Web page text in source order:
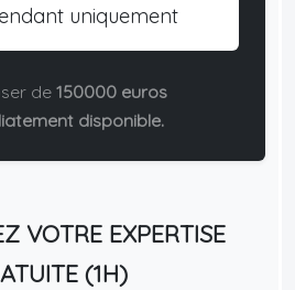
uniquement
de 150000 euros
disponible.
VOTRE EXPERTISE
(1H)